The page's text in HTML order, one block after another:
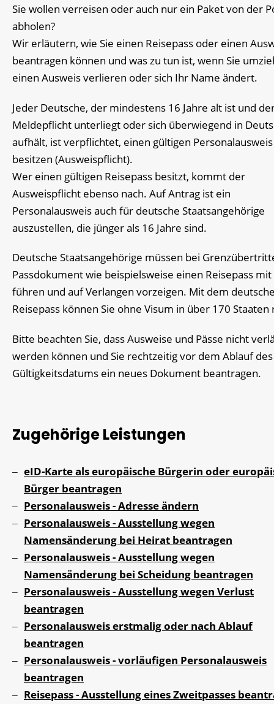
Sie wollen verreisen oder auch nur ein Paket von der
abholen?
Wir erläutern, wie Sie einen Reisepass oder einen
beantragen können und was zu tun ist, wenn Sie
einen Ausweis verlieren oder sich Ihr Name ändert.
Jeder Deutsche, der mindestens 16 Jahre alt ist und
Meldepflicht unterliegt oder sich überwiegend in
aufhält, ist verpflichtet, einen gültigen
besitzen (Ausweispflicht).
Wer einen gültigen Reisepass besitzt, kommt der
Ausweispflicht ebenso nach. Auf Antrag ist ein
Personalausweis auch für deutsche Staatsangehörige
auszustellen, die jünger als 16 Jahre sind.
Deutsche Staatsangehörige müssen bei
Passdokument wie beispielsweise einen Reisepass mit
führen und auf Verlangen vorzeigen. Mit dem
Reisepass können Sie ohne Visum in über 170 Staaten
Bitte beachten Sie, dass Ausweise und Pässe nicht
werden können und Sie rechtzeitig vor dem Ablauf des
Gültigkeitsdatums ein neues Dokument beantragen.
Zugehörige Leistungen
eID-Karte als europäische Bürgerin oder
Bürger beantragen
Personalausweis - Adresse ändern
Personalausweis - Ausstellung wegen
Namensänderung bei Heirat beantragen
Personalausweis - Ausstellung wegen
Namensänderung bei Scheidung beantragen
Personalausweis - Ausstellung wegen Verlust
beantragen
Personalausweis erstmalig oder nach Ablauf
beantragen
Personalausweis - vorläufigen Personalausweis
beantragen
Reisepass - Ausstellung eines Zweitpasses